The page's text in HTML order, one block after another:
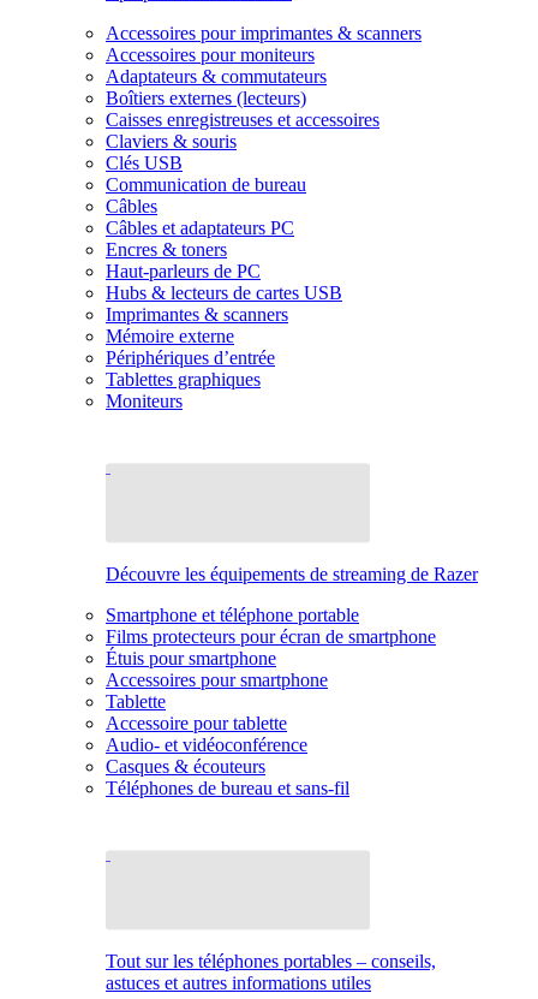
Accessoires pour imprimantes & scanners
Accessoires pour moniteurs
Adaptateurs & commutateurs
Boîtiers externes (lecteurs)
Caisses enregistreuses et accessoires
Claviers & souris
Clés USB
Communication de bureau
Câbles
Câbles et adaptateurs PC
Encres & toners
Haut-parleurs de PC
Hubs & lecteurs de cartes USB
Imprimantes & scanners
Mémoire externe
Périphériques d’entrée
Tablettes graphiques
Moniteurs
Découvre les équipements de streaming de Razer
Smartphone et téléphone portable
Films protecteurs pour écran de smartphone
Étuis pour smartphone
Accessoires pour smartphone
Tablette
Accessoire pour tablette
Audio- et vidéoconférence
Casques & écouteurs
Téléphones de bureau et sans-fil
Tout sur les téléphones portables – conseils,
astuces et autres informations utiles